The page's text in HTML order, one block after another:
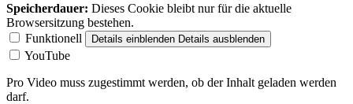
Speicherdauer: Dieses Cookie bleibt nur für die aktuelle
Browsersitzung bestehen.
Funktionell
Details einblenden Details ausblenden
YouTube
Pro Video muss zugestimmt werden, ob der Inhalt geladen werden
darf.